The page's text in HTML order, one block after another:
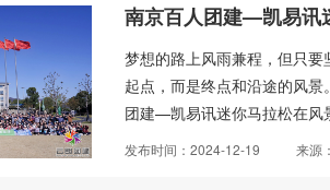
南京百人团建—凯易讯
梦想的路上风雨兼程，但只
起点，而是终点和沿途的风
团建—凯易讯迷你马拉松在风
跃报名了此次南京百人团建
发布时间：2024-12-19 来源